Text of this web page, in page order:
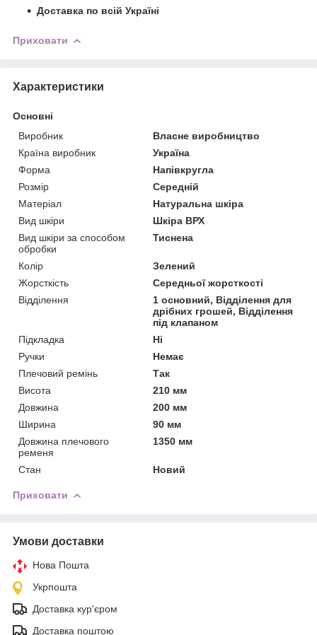
Доставка по всій Україні
Приховати
Характеристики
Основні
Виробник
Власне виробництво
Країна виробник
Україна
Форма
Напівкругла
Розмір
Середній
Матеріал
Натуральна шкіра
Вид шкіри
Шкіра ВРХ
Вид шкіри за способом
обробки
Тиснена
Колір
Зелений
Жорсткість
Середньої жорсткості
Відділення
1 основний, Відділення для
дрібних грошей, Відділення
під клапаном
Підкладка
Ні
Ручки
Немає
Плечовий ремінь
Так
Висота
210 мм
Довжина
200 мм
Ширина
90 мм
Довжина плечового
ременя
1350 мм
Стан Новий
Приховати
Умови доставки
Нова Пошта
Укрпошта
Доставка кур'єром
Доставка поштою